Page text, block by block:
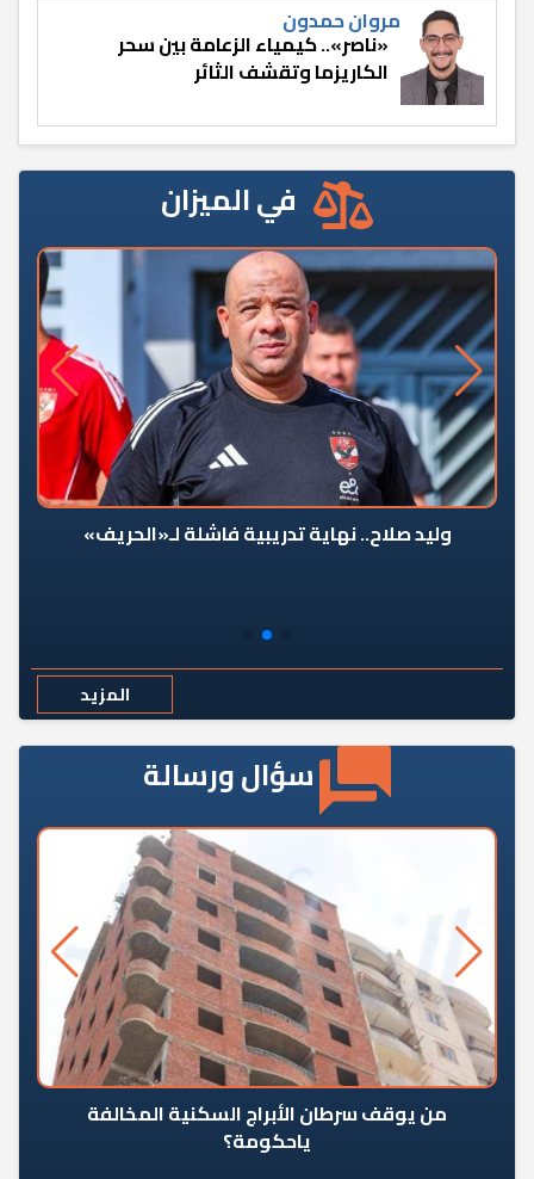
مروان حمدون
«ناصر».. كيمياء الزعامة بين سحر
الكاريزما وتقشف الثائر
في الميزان
وليد صلاح.. نهاية تدريبية فاشلة لـ«الحريف»
المزيد
سؤال ورسالة
من يوقف سرطان الأبراج السكنية المخالفة
ياحكومة؟